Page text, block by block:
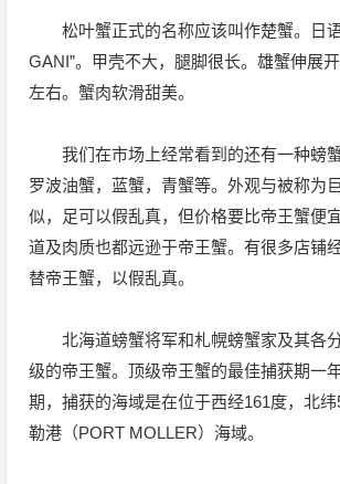
松叶蟹正式的名称应该叫作楚蟹。日语
GANI”。甲壳不大，腿脚很长。雄蟹伸展
左右。蟹肉软滑甜美。
我们在市场上经常看到的还有一种螃
罗波油蟹，蓝蟹，青蟹等。外观与被称为
似，足可以假乱真，但价格要比帝王蟹便
道及肉质也都远逊于帝王蟹。有很多店铺
替帝王蟹，以假乱真。
北海道螃蟹将军和札幌螃蟹家及其各
级的帝王蟹。顶级帝王蟹的最佳捕获期一
期，捕获的海域是在位于西经161度，北
勒港（PORT MOLLER）海域。